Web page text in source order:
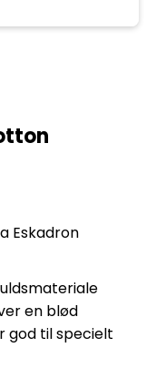
Eskadron
en blød
god til specielt